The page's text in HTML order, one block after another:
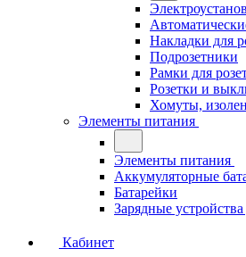
Накладки для
Подрозетники
Рамки для
Розетки и
Хомуты,
Элементы питания
Элементы питания
Аккумуляторные
Батарейки
Зарядные
Кабинет